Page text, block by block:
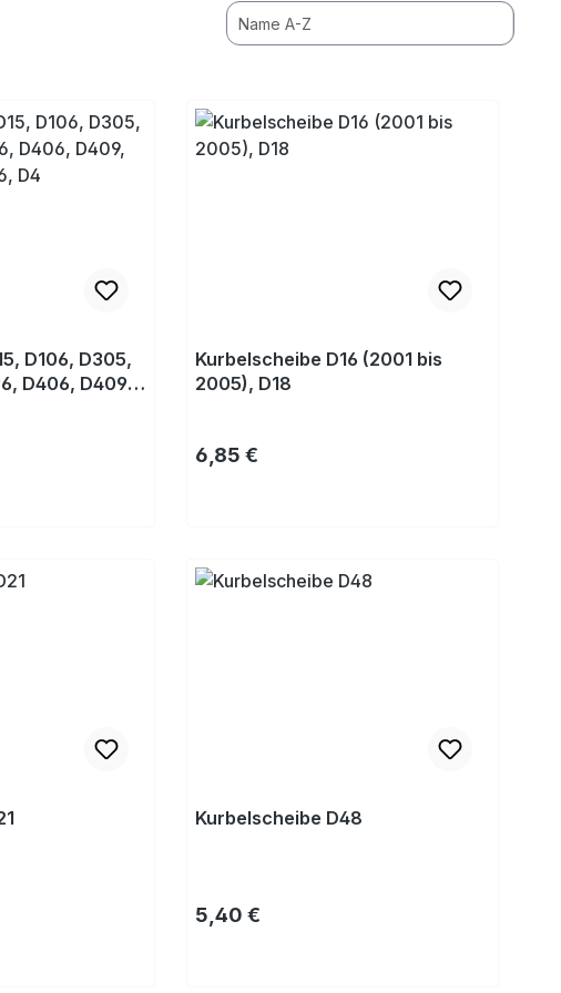
D106, D305,
D406, D409,
Kurbelscheibe D16 (2001 bis
2005), D18
Regulärer Preis:
6,85 €
Kurbelscheibe D48
Regulärer Preis:
5,40 €